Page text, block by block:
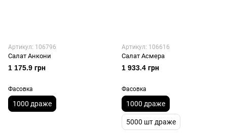
Артикул: 106796
Салат Анкони
1 175.9 грн
Фасовка
1000 драже
Артикул: 106616
Салат Асмера
1 933.4 грн
Фасовка
1000 драже
5000 шт драже